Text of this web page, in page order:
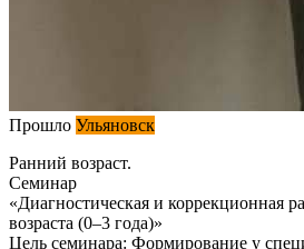
Прошло Ульяновск
Ранний возраст.
Семинар
«Диагностическая и коррекционная
возраста (0–3 года)»
Цель семинара: Формирование у